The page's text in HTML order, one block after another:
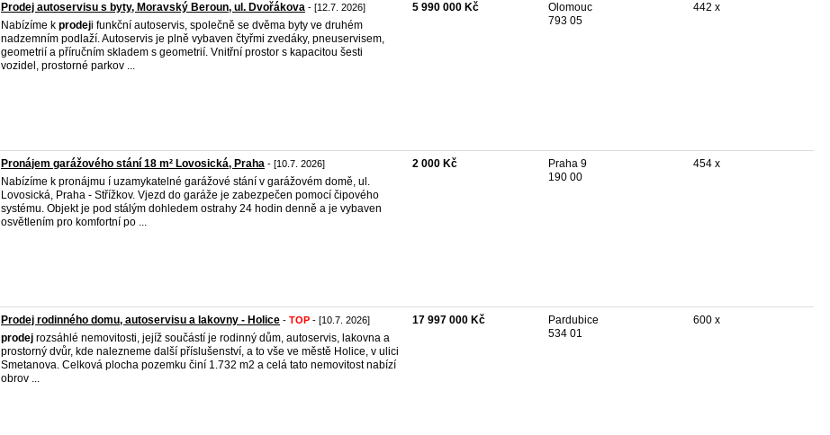
Prodej autoservisu s byty, Moravský Beroun, ul. Dvořákova - [12.7. 2026]
Nabízíme k prodeji funkční autoservis, společně se dvěma byty ve druhém
nadzemním podlaží. Autoservis je plně vybaven čtyřmi zvedáky, pneuservisem,
geometrií a příručním skladem s geometrií. Vnitřní prostor s kapacitou šesti
vozidel, prostorné parkov ...
5 990 000 Kč
Olomouc
793 05
442 x
Pronájem garážového stání 18 m² Lovosická, Praha - [10.7. 2026]
Nabízíme k pronájmu í uzamykatelné garážové stání v garážovém domě, ul.
Lovosická, Praha - Střížkov. Vjezd do garáže je zabezpečen pomocí čipového
systému. Objekt je pod stálým dohledem ostrahy 24 hodin denně a je vybaven
osvětlením pro komfortní po ...
2 000 Kč
Praha 9
190 00
454 x
Prodej rodinného domu, autoservisu a lakovny - Holice - TOP - [10.7. 2026]
prodej rozsáhlé nemovitosti, jejíž součástí je rodinný dům, autoservis, lakovna a
prostorný dvůr, kde nalezneme další příslušenství, a to vše ve městě Holice, v ulici
Smetanova. Celková plocha pozemku činí 1.732 m2 a celá tato nemovitost nabízí
obrov ...
17 997 000 Kč
Pardubice
534 01
600 x